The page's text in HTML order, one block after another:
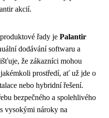
akcií.
řady je Palantir
dodávání softwaru a
že zákazníci mohou
prostředí, ať už jde o
nebo hybridní řešení.
bezpečného a spolehlivého
vysokými nároky na